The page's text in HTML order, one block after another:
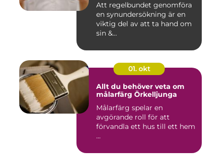
Att regelbundet genomföra
en synundersökning är en
viktig del av att ta hand om
sin &...
01. okt
Allt du behöver veta om
målarfärg Örkelljunga
Målarfärg spelar en
avgörande roll för att
förvandla ett hus till ett hem
...